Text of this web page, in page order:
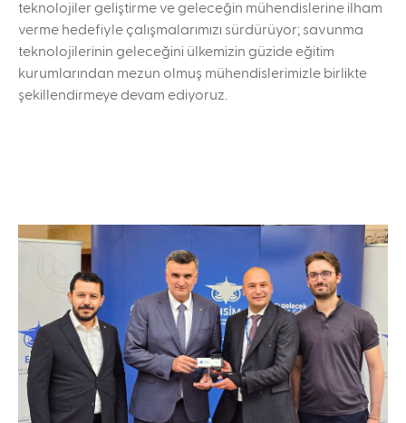
teknolojiler geliştirme ve geleceğin mühendislerine ilham
verme hedefiyle çalışmalarımızı sürdürüyor; savunma
teknolojilerinin geleceğini ülkemizin güzide eğitim
kurumlarından mezun olmuş mühendislerimizle birlikte
şekillendirmeye devam ediyoruz.